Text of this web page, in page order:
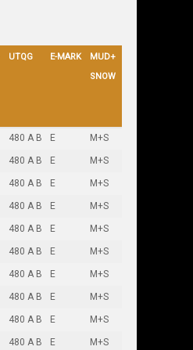
UTQG E-MARK
MUD+
SNOW
480 A B E M+S
480 A B E M+S
480 A B E M+S
480 A B E M+S
480 A B E M+S
480 A B E M+S
480 A B E M+S
480 A B E M+S
480 A B E M+S
480 A B E M+S